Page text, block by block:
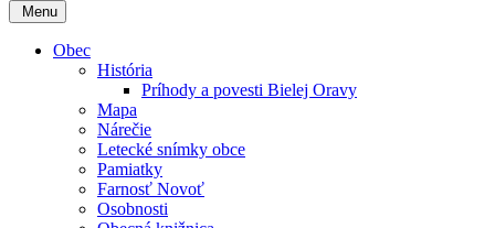
Menu
Obec
História
Príhody a povesti Bielej Oravy
Mapa
Nárečie
Letecké snímky obce
Pamiatky
Farnosť Novoť
Osobnosti